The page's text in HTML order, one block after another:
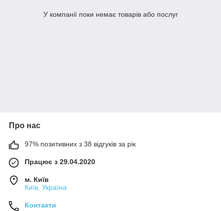
У компанії поки немає товарів або послуг
Про нас
97% позитивних з 38 відгуків за рік
Працює з 29.04.2020
м. Київ
Київ, Україна
Контакти